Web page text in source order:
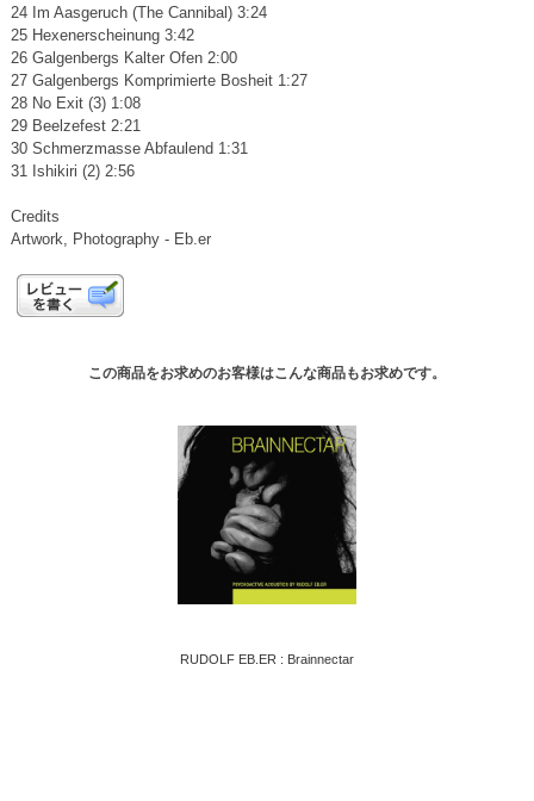
24 Im Aasgeruch (The Cannibal) 3:24
25 Hexenerscheinung 3:42
26 Galgenbergs Kalter Ofen 2:00
27 Galgenbergs Komprimierte Bosheit 1:27
28 No Exit (3) 1:08
29 Beelzefest 2:21
30 Schmerzmasse Abfaulend 1:31
31 Ishikiri (2) 2:56
Credits
Artwork, Photography - Eb.er
この商品をお求めのお客様はこんな商品もお求めです。
RUDOLF EB.ER : Brainnectar